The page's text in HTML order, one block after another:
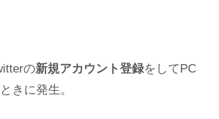
の新規アカウント登録をしてPC
きに発生。